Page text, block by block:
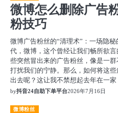
微博怎么删除广告
粉技巧
微博广告粉丝的“清理术”：一场隐
代，微博，这个曾经让我们畅所欲
些突然冒出来的广告粉丝，像是一
打扰我们的宁静。那么，如何将这
出去呢？这让我不禁想起去年在一家
by抖音24自助下单平台2026年7月16日
微博粉丝